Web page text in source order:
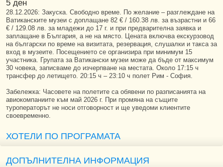
5 ден
28.12.2026: Закуска. Свободно време. По желание – разглеждане на
Ватиканските музеи с доплащане 82 € / 160.38 лв. за възрастни и 66
€ / 129.08 лв. за младежи до 17 г. и при предварителна заявка и
заплащане в България, а не на място. Цената включва екскурзовод
на български по време на визитата, резервация, слушалки и такса за
вход в музеите. Посещението се организира при минимум 15
участника. Групата за Ватикански музеи може да бъде от максимум
30 човека, записваме до изчерпване на местата. Около 17:15 ч
трансфер до летището. 20:15 ч – 23:10 ч полет Рим - София.
Забележка: Часовете на полетите са обявени по разписанията на
авиокомпаниите към май 2026 г. При промяна на същите
туроператорът не носи отговорност и ще уведоми клиентите
своевременно.
ХОТЕЛИ ПО ПРОГРАМАТА
ДОПЪЛНИТЕЛНА ИНФОРМАЦИЯ